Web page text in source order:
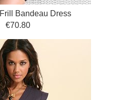
Bandeau Dress
€70.80